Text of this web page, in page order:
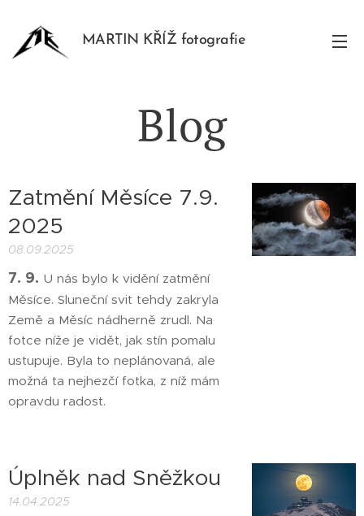
MARTIN KŘÍŽ fotografie
Blog
Zatmění Měsíce 7.9.
2025
08.09.2025
7. 9. U nás bylo k vidění zatmění
Měsíce. Sluneční svit tehdy zakryla
Země a Měsíc nádherně zrudl. Na
fotce níže je vidět, jak stín pomalu
ustupuje. Byla to neplánovaná, ale
možná ta nejhezčí fotka, z níž mám
opravdu radost.
Úplněk nad Sněžkou
14.04.2025